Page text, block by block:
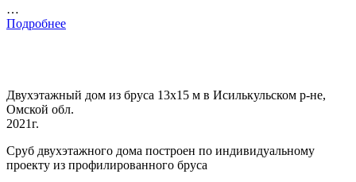
…
Подробнее
Двухэтажный дом из бруса 13х15 м в Исилькульском р-не,
Омской обл.
2021г.
Сруб двухэтажного дома построен по индивидуальному
проекту из профилированного бруса